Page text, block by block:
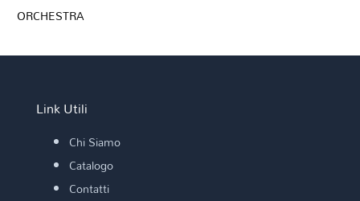
ORCHESTRA
Link Utili
Chi Siamo
Catalogo
Contatti